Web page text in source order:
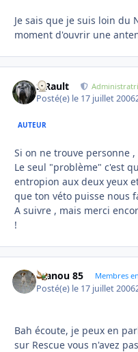
Je sais que je suis loin du
moment d'ouvrir une
S.Rault
Posté(e) le 17 juillet 2006
AUTEUR
Si on ne trouve personne
Le seul "problème" c'est
entropion aux deux yeux
que ton véto puisse nous
A suivre , mais merci
!
manou 85 Membres
Posté(e) le 17 juillet 2006
Bah écoute, je peux en
sur Rescue vous n'avez